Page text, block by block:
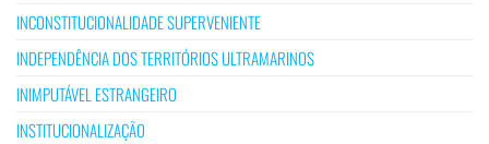
INCONSTITUCIONALIDADE SUPERVENIENTE
INDEPENDÊNCIA DOS TERRITÓRIOS ULTRAMARINOS
INIMPUTÁVEL ESTRANGEIRO
INSTITUCIONALIZAÇÃO